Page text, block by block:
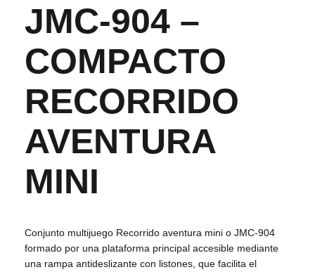
JMC-904 –
COMPACTO
RECORRIDO
AVENTURA
MINI
Conjunto multijuego Recorrido aventura mini o JMC-904
formado por una plataforma principal accesible mediante
una rampa antideslizante con listones, que facilita el